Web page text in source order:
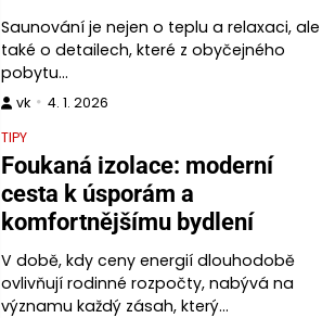
Saunování je nejen o teplu a relaxaci, ale
také o detailech, které z obyčejného
pobytu…
vk
4. 1. 2026
TIPY
Foukaná izolace: moderní
cesta k úsporám a
komfortnějšímu bydlení
V době, kdy ceny energií dlouhodobě
ovlivňují rodinné rozpočty, nabývá na
významu každý zásah, který…